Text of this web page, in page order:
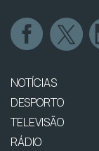
NOTÍCIAS
DESPORTO
TELEVISÃO
RÁDIO